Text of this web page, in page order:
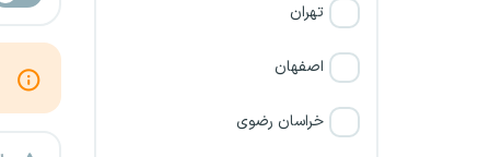
تهران
اصفهان
خراسان رضوی